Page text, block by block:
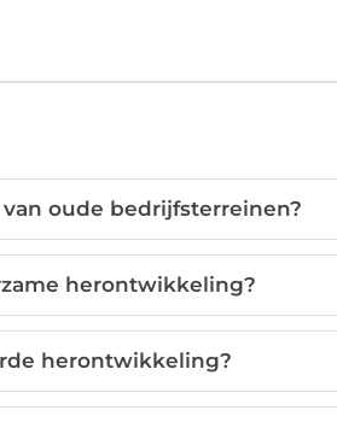
oude bedrijfsterreinen?
herontwikkeling?
herontwikkeling?